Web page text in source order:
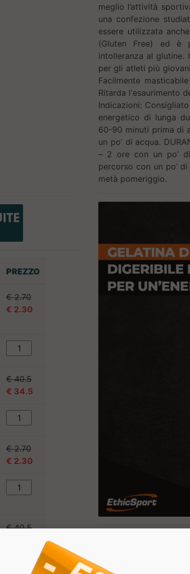
PREZZO
€ 2.70
€ 2.30
€ 40.5
€ 34.5
€ 2.70
€ 2.30
€ 40.5
meglio l’attività
una confezione
essere utilizzata
(Gluten Free) ed è
intolleranza al
per gli atleti più
Facilmente
Ritarda l'esaurimento
Indicazioni:
energetico di lunga
60-90 minuti prima di
un po’ di acqua.
– 2 ore con un po’
percorso con un po’
metà pomeriggio.
Tabella
Componente